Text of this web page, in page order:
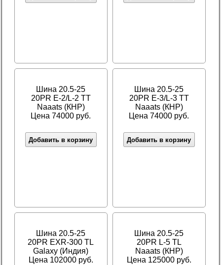
Шина 20.5-25
20PR E-2/L-2 TT
Naaats (КНР)
Цена 74000 руб.
Добавить в корзину
Шина 20.5-25
20PR E-3/L-3 TT
Naaats (КНР)
Цена 74000 руб.
Добавить в корзину
Шина 20.5-25
20PR EXR-300 TL
Galaxy (Индия)
Цена 102000 руб.
Шина 20.5-25
20PR L-5 TL
Naaats (КНР)
Цена 125000 руб.